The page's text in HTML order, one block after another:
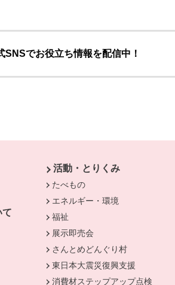
でお役立ち情報を配信中！
て
ウィンドウで開きます。
活動・とりくみ
たべもの
エネルギー・環境
福祉
展示即売会
さんとめどんぐり村
東日本大震災復興支援
消費材ステップアップ点検